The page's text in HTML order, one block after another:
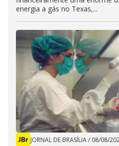
energia a gás no Texas,...
JORNAL DE BRASÍLIA/ 08/08/